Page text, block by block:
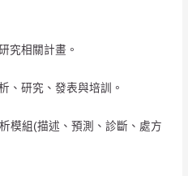
究相關計畫。
、研究、發表與培訓。
模組(描述、預測、診斷、處方